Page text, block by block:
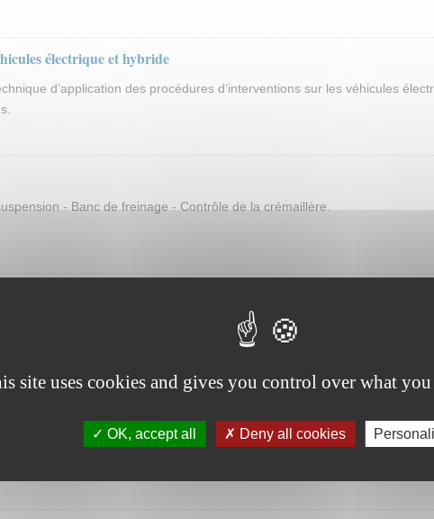
électrique et hybride
d’application des procédures d’interventions sur les véhicules
- Banc de freinage - Contrôle de la crémaillère.
pédagogique : le scénario proposé porte sur le circuit de démarrage
basé sur l'observation et l'analyse de situations de travail en entreprise.
site uses cookies and gives you control over what
OK, accept all Deny all cookies